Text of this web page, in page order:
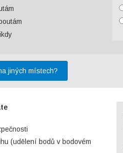
jiných místech?
(udělení bodů v bodovém